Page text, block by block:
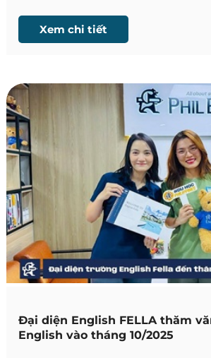
trường.
Xem chi tiết
Đại diện English FELLA thăm
English vào tháng 10/2025